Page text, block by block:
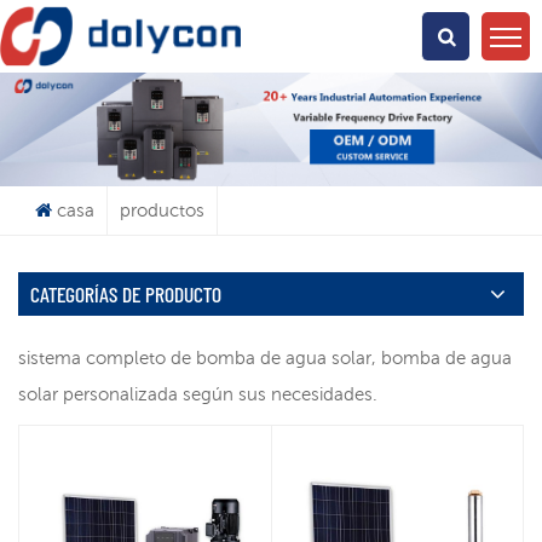
¿Qué Buscas?
casa productos
CATEGORÍAS DE PRODUCTO
sistema completo de bomba de agua solar, bomba de agua
solar personalizada según sus necesidades.